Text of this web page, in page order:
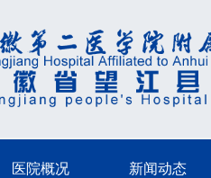
医院概况 新闻动态